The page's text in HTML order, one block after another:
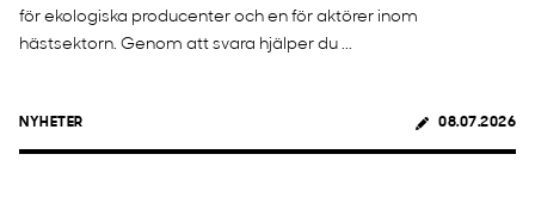
för ekologiska producenter och en för aktörer inom
hästsektorn. Genom att svara hjälper du ...
NYHETER 08.07.2026